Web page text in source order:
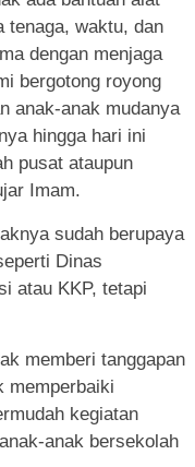
tenaga, waktu, dan
dengan menjaga
bergotong royong
anak-anak mudanya
hingga hari ini
pusat ataupun
Imam.
sudah berupaya
Dinas
atau KKP, tetapi
memberi tanggapan
memperbaiki
kegiatan
anak bersekolah